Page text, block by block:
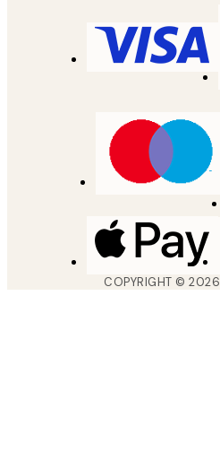
COPYRIGHT ©2026